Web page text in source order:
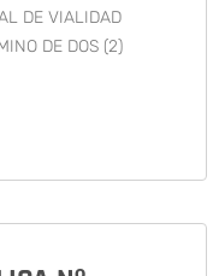
DE VIALIDAD
DE DOS (2)